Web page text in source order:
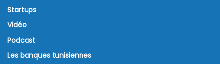
Startups
Vidéo
Podcast
Les banques tunisiennes